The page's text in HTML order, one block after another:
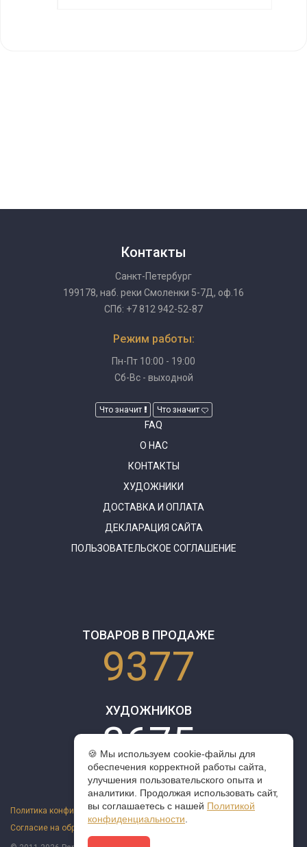
Контакты
Санкт-Петербург
199178, наб. реки Смоленки 5-7Д, оф.16
СПб: +7 812 942-52-87
Режим работы:
Пн-Пт 10:00 - 19:00
Сб-Вс - выходной
Что значит Что значит
FAQ
О НАС
КОНТАКТЫ
ХУДОЖНИКИ
ДОСТАВКА И ОПЛАТА
ДЕКЛАРАЦИЯ САЙТА
ПОЛЬЗОВАТЕЛЬСКОЕ СОГЛАШЕНИЕ
ТОВАРОВ В ПРОДАЖЕ
9377
ХУДОЖНИКОВ
3675
🍪 Мы используем cookie-файлы для
обеспечения корректной работы сайта,
улучшения пользовательского опыта и
аналитики. Продолжая использовать сайт,
вы соглашаетесь с нашей Политикой
конфиденциальности
Политика конфиденциальности
Согласие на обработку персональных данных